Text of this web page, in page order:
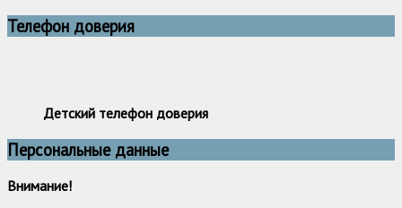
Телефон доверия
Детский телефон доверия
Персональные данные
Внимание!